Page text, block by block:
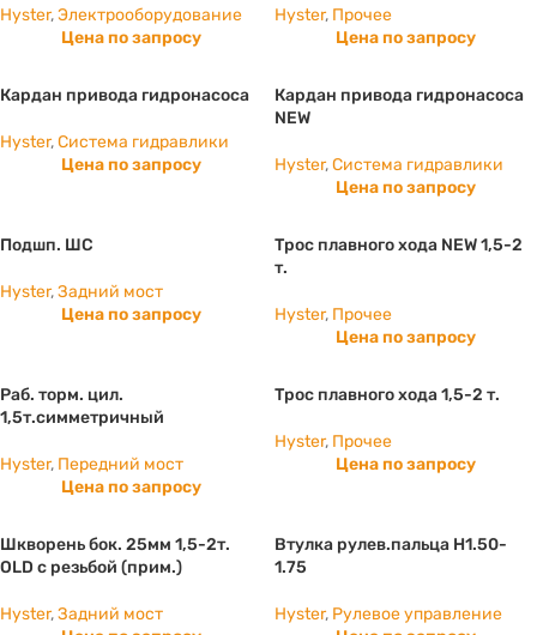
Hyster,Электрооборудование
Цена по запросу
Hyster, Прочее
Цена по запросу
Кардан привода гидронасоса
Hyster,Система гидравлики
Цена по запросу
Кардан привода гидронасоса
NEW
Hyster,Система гидравлики
Цена по запросу
Подшп. ШС
Hyster,Задний мост
Цена по запросу
Трос плавного хода NEW 1,5-2
т.
Hyster, Прочее
Цена по запросу
Раб. торм. цил.
1,5т.симметричный
Hyster, Передний мост
Цена по запросу
Трос плавного хода 1,5-2 т.
Hyster, Прочее
Цена по запросу
Шкворень бок. 25мм 1,5-2т.
OLD с резьбой (прим.)
Hyster,Задний мост
Втулка рулев.пальца H1.50-
1.75
Hyster, Рулевое управление